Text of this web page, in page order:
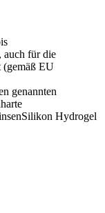
auch für die
(gemäß EU
genannten
harte
Silikon Hydrogel